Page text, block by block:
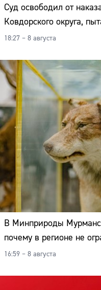
Суд освободил от
Ковдорского округа,
18:27 – 8 августа
В Минприроды
почему в регионе не
16:59 – 8 августа